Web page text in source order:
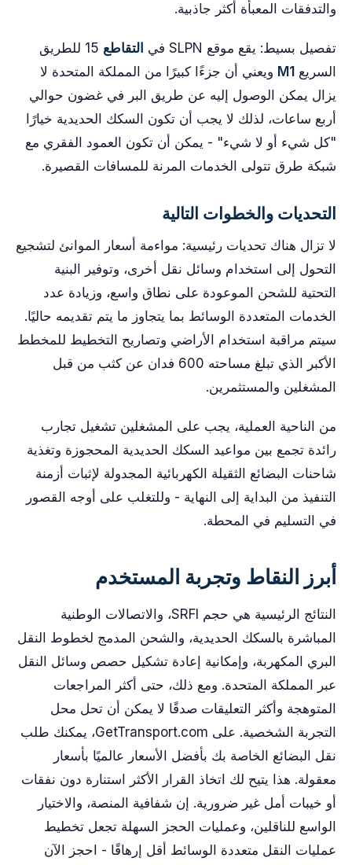
والتدفقات المعبأة أكثر جاذبية.
تفصيل بسيط: يقع موقع SLPN في التقاطع
15 للطريق
السريع M1 ويعني أن جزءًا كبيرًا من المملكة المتحدة لا
يزال يمكن الوصول إليه عن طريق البر في غضون حوالي
أربع ساعات، لذلك لا يجب أن تكون السكك الحديدية خيارًا
"كل شيء أو لا شيء" - يمكن أن تكون العمود الفقري مع
شبكة طرق تتولى الخدمات المرنة للمسافات القصيرة.
التحديات والخطوات التالية
لا تزال هناك تحديات رئيسية: مواءمة أسعار الموانئ لتشجيع
التحول إلى استخدام وسائل نقل أخرى، وتوفير البنية
التحتية للشحن الموعودة على نطاق واسع، وزيادة عدد
الخدمات المتعددة الوسائط بما يتجاوز ما يتم تقديمه حاليًا.
سيتم مراقبة استخدام الأراضي وتصاريح التخطيط للمخطط
الأكبر الذي تبلغ مساحته 600 فدان عن كثب من قبل
المشغلين والمستثمرين.
من الناحية العملية، يجب على المشغلين تشغيل تجارب
رائدة تجمع بين مواعيد السكك الحديدية المحجوزة وتغذية
شاحنات البضائع الثقيلة الكهربائية المجدولة لإثبات أزمنة
التنفيذ من البداية إلى النهاية - وللتغلب على أوجه القصور
في التسليم في المحطة.
أبرز النقاط وتجربة المستخدم
النتائج الرئيسية هي حجم SRFI، والاتصالات الوطنية
المباشرة بالسكك الحديدية، والشحن المدمج لخطوط النقل
البري المكهربة، وإمكانية إعادة تشكيل حصص وسائل النقل
عبر المملكة المتحدة. ومع ذلك، حتى أكثر المراجعات
المتوهجة وأكثر التعليقات صدقًا لا يمكن أن تحل محل
التجربة الشخصية. على GetTransport.com، يمكنك طلب
نقل البضائع الخاصة بك بأفضل الأسعار عالميًا بأسعار
معقولة. هذا يتيح لك اتخاذ القرار الأكثر استنارة دون نفقات
أو خيبات أمل غير ضرورية. إن شفافية المنصة، والاختيار
الواسع للناقلين، وعمليات الحجز السهلة تجعل تخطيط
عمليات النقل متعددة الوسائط أقل إرهاقًا - احجز الآن